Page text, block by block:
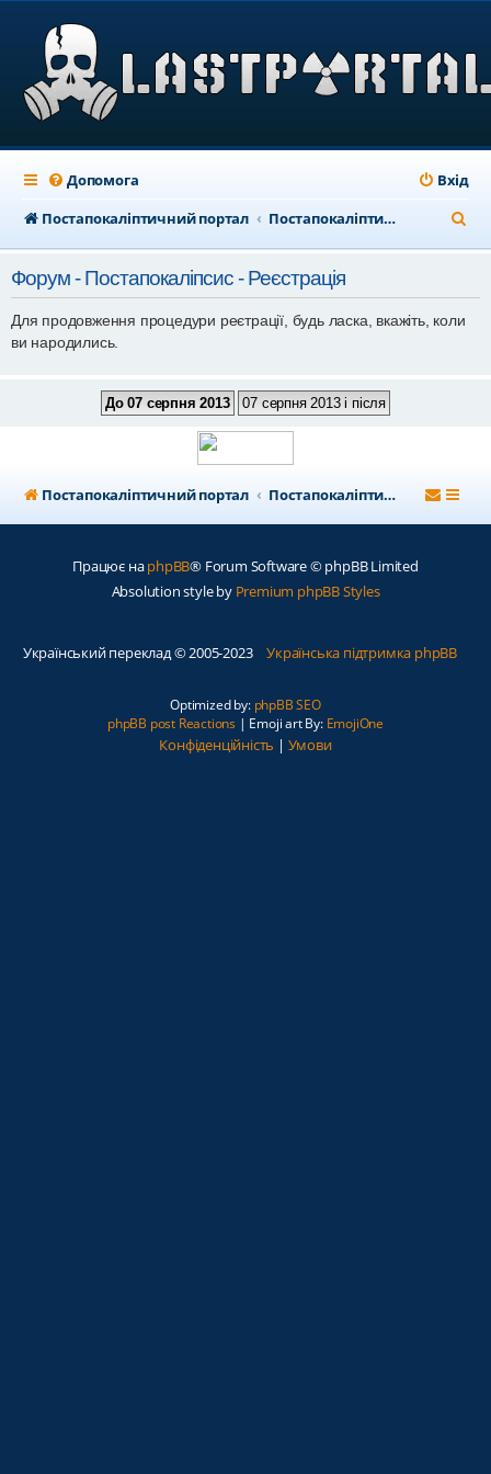
Допомога
Вхід
Постапокаліптичний портал
Постапокаліптичний форум
о
Форум - Постапокаліпсис - Реєстрація
Для продовження процедури реєтрації, будь ласка, вкажіть, коли
ви народились.
Постапокаліптичний портал Постапокаліптичний форум
Працює наphpBB® Forum Software © phpBB Limited
Absolution style by Premium phpBB Styles
Український переклад © 2005-2023 Українська підтримка phpBB
Optimized by: phpBB SEO
phpBB post Reactions| Emoji art By: EmojiOne
Конфіденційність | Умови